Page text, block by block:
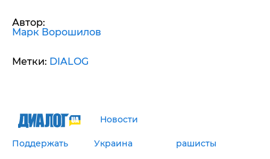
Автор:
Марк Ворошилов
Метки: DIALOG
Новости
Поддержать Украина рашисты